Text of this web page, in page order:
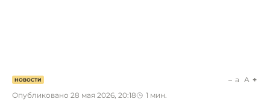
НОВОСТИ
Опубликовано 28 мая 2026, 20:18 1 мин.
a A